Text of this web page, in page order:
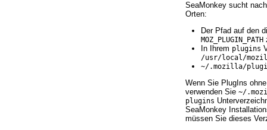
SeaMonkey sucht
Orten:
Der Pfad auf den
MOZ_PLUGIN_PATH
In Ihrem plugins
/usr/local/
~/.mozilla/
Wenn Sie PlugIns
verwenden Sie ~/
plugins
SeaMonkey
müssen Sie dieses